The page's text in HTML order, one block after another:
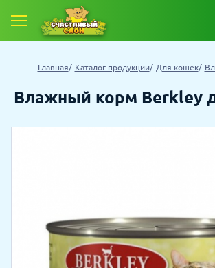
Главная Каталог продукции Для кошек
Влажный корм Berkley